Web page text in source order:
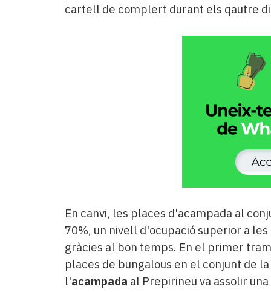
cartell de complert durant els qautre
En canvi, les places d'acampada al
70%, un nivell d'ocupació superior a
gràcies al bon temps. En el primer
places de bungalous en el conjunt de
l'acampada al Prepirineu va assolir